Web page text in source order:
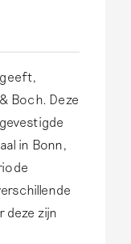
Boch. Deze
in Bonn,
deze zijn